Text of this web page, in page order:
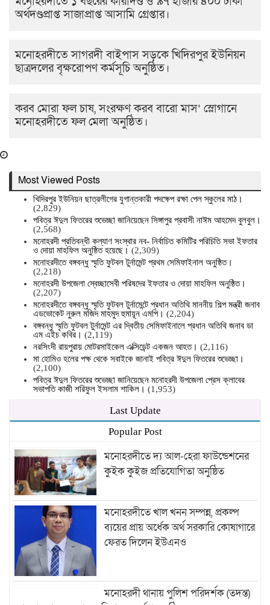
অর্থদণ্ডপ্রাপ্ত সাজাপ্রাপ্ত আসামি গ্রেপ্তার।
মনোহরদীতে সাগরদী বাইপাস সড়কে খিদিরপুর ইউনিয়ন
ছাত্রদলের বৃক্ষরোপণ কর্মসূচি অনুষ্ঠিত।
করব মোরা ফল চাষ, সংরক্ষণ করব বারো মাস’ স্লোগানে
মনোহরদীতে ফল মেলা অনুষ্ঠিত।
Most Viewed Posts
খিদিরপুর ইউনিয়ন ছাত্রলীগের যুগান্তকারী পদক্ষেপ রক্ষা পেল স্কুলের মাঠ।
(2,829)
পবিত্র ঈদুল ফিতরের শুভেচ্ছা জানিয়েছেন সিঙ্গাপুর প্রবাসী নাঈম আহমেদ বুলবুল।
(2,568)
মনোহরদী প্রতিবন্ধী কল্যাণ সংস্থার নব- নির্বাচিত কমিটির পরিচিতি সভা ইফতার
ও দোয়া মাহফিল অনুষ্ঠিত হয়েছে। (2,309)
মনোহরদীতে বঙ্গবন্ধু স্মৃতি ফুটবল টুর্নামেন্ট প্রথম সেমিফাইনাল অনুষ্ঠিত।
(2,218)
মনোহরদী উপজেলা স্বেচ্ছাসেবী পরিষদের ইফতার ও দোয়া মাহফিল অনুষ্ঠিত।
(2,207)
মনোহরদীতে বঙ্গবন্ধু স্মৃতি ফুটবল টুর্নামেন্টে প্রধান অতিথি মাননীয় শিল্প মন্ত্রী জনাব
এডভোকেট নুরুল মজিদ মাহমুদ হুমায়ূন এমপি। (2,204)
বঙ্গবন্ধু স্মৃতি ফুটবল টুর্নামেন্ট এর দ্বিতীয় সেমিফাইনালে প্রধান অতিথি জনাব ডা
এম এইচ কবির। (2,119)
নরসিংদী রায়পুরায় মোটরসাইকেল এক্সিডেন্ট একজন আহত। (2,116)
মা হোমিও হলের পক্ষ থেকে সবাইকে জানাই পবিত্র ঈদুল ফিতরের শুভেচ্ছা।
(2,100)
পবিত্র ঈদুল ফিতরের শুভেচ্ছা জানিয়েছেন মনোহরদী উপজেলা প্রেস ক্লাবের
সভাপতি কাজী শরিফুল ইসলাম শাকিল। (1,953)
Last Update
Popular Post
মনোহরদীতে দ্য আল-হেরা ফাউন্ডেশনের
কুইক কুইজ প্রতিযোগিতা অনুষ্ঠিত
মনোহরদীতে খাল খনন সম্পন্ন, প্রকল্প
ব্যয়ের প্রায় অর্ধেক অর্থ সরকারি কোষাগারে
ফেরত দিলেন ইউএনও
মনোহরদী থানায় পুলিশ পরিদর্শক (তদন্ত)